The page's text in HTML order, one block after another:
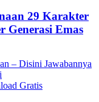
29 Karakter
Emas
– Disini Jawabannya
Gratis